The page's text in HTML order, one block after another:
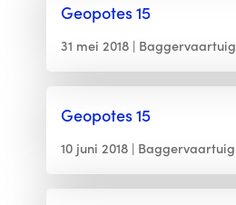
Geopotes 15
31 mei 2018 Baggervaartuig
Geopotes 15
10 juni 2018 Baggervaartuig